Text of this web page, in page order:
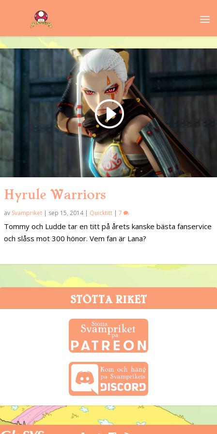
Hyrule Warriors
av Svampriket | sep 15, 2014| Quicktitt | 7
Tommy och Ludde tar en titt på årets kanske bästa fanservice
och slåss mot 300 hönor. Vem fan är Lana?
STÖTTA RIKET